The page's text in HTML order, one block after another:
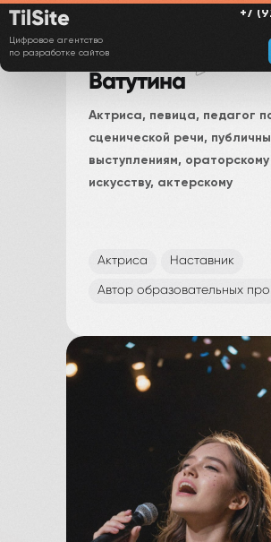
TilSite
Цифровое агентство
по разработке сайтов
+7
Елена
Ватутина
Актриса, певица, педагог
сценической речи,
выступлениям, ораторскому
искусству, актерскому
Актриса Наставник
Автор образовательных